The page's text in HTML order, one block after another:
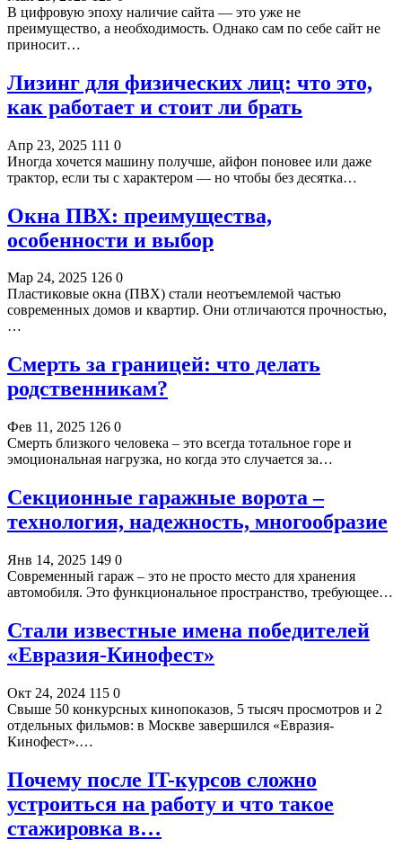
В цифровую эпоху наличие сайта — это уже не
преимущество, а необходимость. Однако сам по себе сайт не
приносит…
Лизинг для физических лиц: что это,
как работает и стоит ли брать
Апр 23, 2025 111 0
Иногда хочется машину получше, айфон поновее или даже
трактор, если ты с характером — но чтобы без десятка…
Окна ПВХ: преимущества,
особенности и выбор
Мар 24, 2025 126 0
Пластиковые окна (ПВХ) стали неотъемлемой частью
современных домов и квартир. Они отличаются прочностью,
…
Смерть за границей: что делать
родственникам?
Фев 11, 2025 126 0
Смерть близкого человека – это всегда тотальное горе и
эмоциональная нагрузка, но когда это случается за…
Секционные гаражные ворота –
технология, надежность, многообразие
Янв 14, 2025 149 0
Современный гараж – это не просто место для хранения
автомобиля. Это функциональное пространство, требующее…
Стали известные имена победителей
«Евразия-Кинофест»
Окт 24, 2024 115 0
Свыше 50 конкурсных кинопоказов, 5 тысяч просмотров и 2
отдельных фильмов: в Москве завершился «Евразия-
Кинофест».…
Почему после IT-курсов сложно
устроиться на работу и что такое
стажировка в…